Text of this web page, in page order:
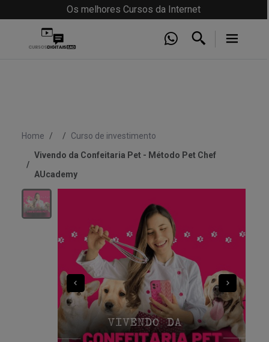
Os melhores Cursos da Internet
Home
Curso de investimento
Vivendo da Confeitaria Pet - Método Pet Chef
AUcademy